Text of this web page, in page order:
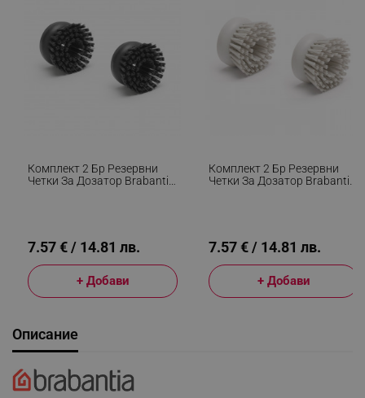
Комплект 2 Бр Резервни
Четки За Дозатор Brabantia
7.57 € / 14.81 лв.
+ Добави
Комплект 2 Бр Резервни
Четки За Дозатор Brabantia
7.57 € / 14.81 лв.
+ Добави
Описание